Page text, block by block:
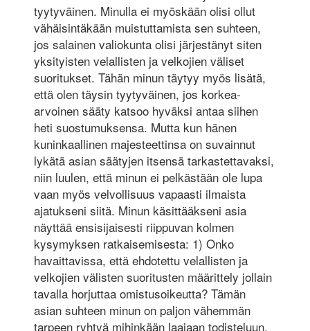
tyytyväinen. Minulla ei myöskään olisi ollut
vähäisintäkään muistuttamista sen suhteen,
jos salainen valiokunta olisi järjestänyt siten
yksityisten velallisten ja velkojien väliset
suoritukset. Tähän minun täytyy myös lisätä,
että olen täysin tyytyväinen, jos korkea-
arvoinen sääty katsoo hyväksi antaa siihen
heti suostumuksensa. Mutta kun hänen
kuninkaallinen majesteettinsa on suvainnut
lykätä asian säätyjen itsensä tarkastettavaksi,
niin luulen, että minun ei pelkästään ole lupa
vaan myös velvollisuus vapaasti ilmaista
ajatukseni siitä. Minun käsittääkseni asia
näyttää ensisijaisesti riippuvan kolmen
kysymyksen ratkaisemisesta: 1) Onko
havaittavissa, että ehdotettu velallisten ja
velkojien välisten suoritusten määrittely jollain
tavalla horjuttaa omistusoikeutta? Tämän
asian suhteen minun on paljon vähemmän
tarpeen ryhtyä mihinkään laajaan todisteluun,